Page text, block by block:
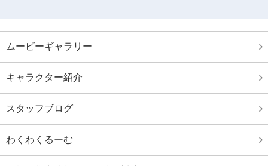
全国中学校水泳競技大会結果
大阪ジュニア水泳競技大会結果
第４４回全国ＪＯＣジュニアオリンピック夏季水泳競
第６１回全国中学校水泳競技大会 出場者
ムービーギャラリー
キャラクター紹介
スタッフブログ
わくわくるーむ